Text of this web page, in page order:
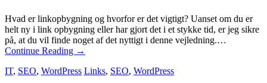
Hvad er linkopbygning og hvorfor er det vigtigt? Uanset om du er
helt ny i link opbygning eller har gjort det i et stykke tid, er jeg sikre
på, at du vil finde noget af det nyttigt i denne vejledning.…
Continue Reading →
IT, SEO, WordPress Links, SEO, WordPress